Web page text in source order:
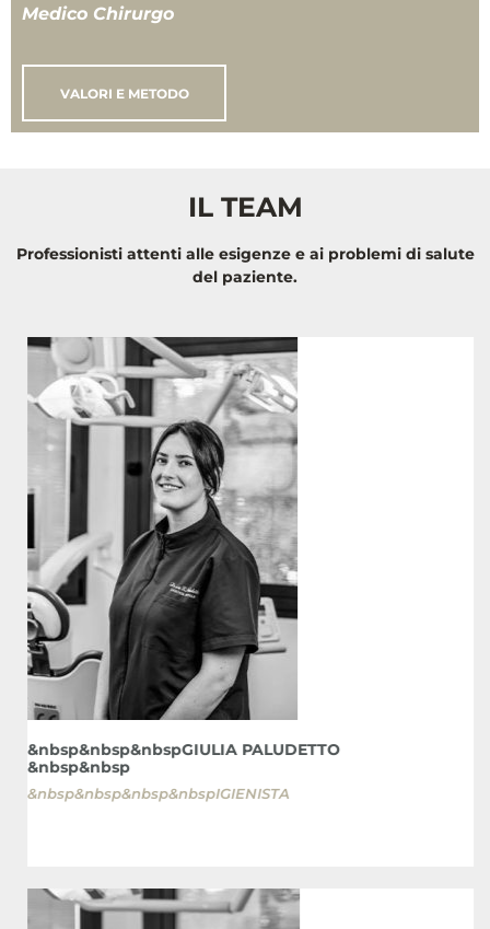
Medico Chirurgo
VALORI E METODO
IL TEAM
Professionisti attenti alle esigenze e ai problemi di salute
del paziente.
&nbsp&nbsp&nbspGIULIA PALUDETTO
&nbsp&nbsp
&nbsp&nbsp&nbsp&nbspIGIENISTA